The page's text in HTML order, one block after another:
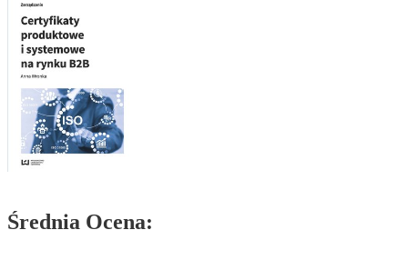
Średnia Ocena: